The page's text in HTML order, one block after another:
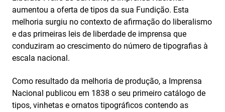
aumentou a oferta de tipos da sua Fundição. Esta
melhoria surgiu no contexto de afirmação do liberalismo
e das primeiras leis de liberdade de imprensa que
conduziram ao crescimento do número de tipografias à
escala nacional.
Como resultado da melhoria de produção, a Imprensa
Nacional publicou em 1838 o seu primeiro catálogo de
tipos, vinhetas e ornatos tipográficos contendo as